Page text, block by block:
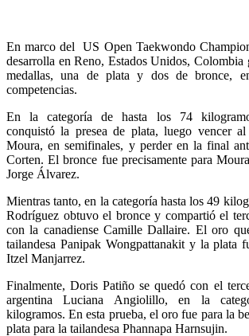
En marco del US Open Taekwondo
desarrolla en Reno, Estados Unidos, Colombia
medallas, una de plata y dos de bronce,
competencias.
En la categoría de hasta los 74
conquistó la presea de plata, luego vencer
Moura, en semifinales, y perder en la final
Corten. El bronce fue precisamente para
Jorge Álvarez.
Mientras tanto, en la categoría hasta los 49
Rodríguez obtuvo el bronce y compartió el
con la canadiense Camille Dallaire. El oro
tailandesa Panipak Wongpattanakit y la plata
Itzel Manjarrez.
Finalmente, Doris Patiño se quedó con el
argentina Luciana Angiolillo, en la
kilogramos. En esta prueba, el oro fue para la
plata para la tailandesa Phannapa Harnsujin.